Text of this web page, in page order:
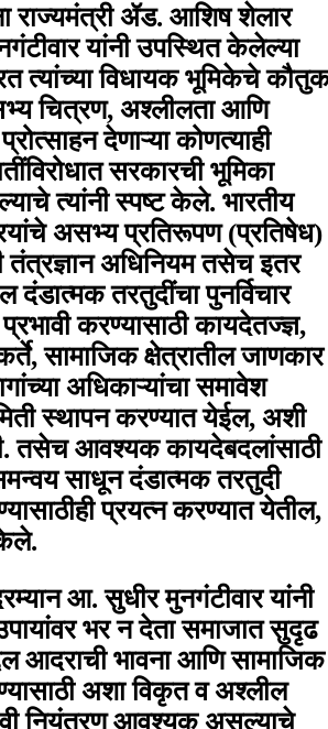
राज्यमंत्री ॲड. आशिष शेलार
यांनी उपस्थित केलेल्या
त्यांच्या विधायक भूमिकेचे
चित्रण, अश्लीलता आणि
देणाऱ्या कोणत्याही
सरकारची भूमिका
त्यांनी स्पष्ट केले. भारतीय
असभ्य प्रतिरूपण (प्रतिषेध)
तंत्रज्ञान अधिनियम तसेच इतर
दंडात्मक तरतुदींचा पुनर्विचार
करण्यासाठी कायदेतज्ज्ञ,
सामाजिक क्षेत्रातील जाणकार
अधिकाऱ्यांचा समावेश
स्थापन करण्यात येईल, अशी
तसेच आवश्यक कायदेबदलांसाठी
साधून दंडात्मक तरतुदी
प्रयत्न करण्यात येतील,
आ. सुधीर मुनगंटीवार यांनी
भर न देता समाजात सुदृढ
आदराची भावना आणि सामाजिक
अशा विकृत व अश्लील
नियंत्रण आवश्यक असल्याचे